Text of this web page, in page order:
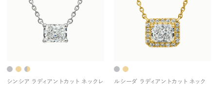
シンシア ラディアントカット ネックレ
ルシーダ ラディアントカット ネック